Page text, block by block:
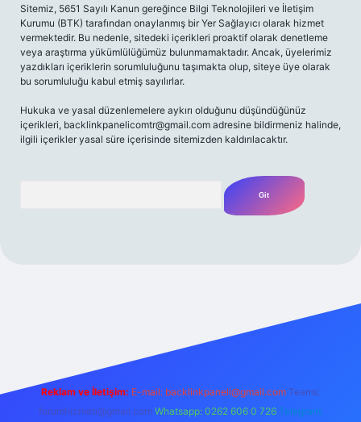
Sitemiz, 5651 Sayılı Kanun gereğince Bilgi Teknolojileri ve İletişim
Kurumu (BTK) tarafından onaylanmış bir Yer Sağlayıcı olarak hizmet
vermektedir. Bu nedenle, sitedeki içerikleri proaktif olarak denetleme
veya araştırma yükümlülüğümüz bulunmamaktadır. Ancak, üyelerimiz
yazdıkları içeriklerin sorumluluğunu taşımakta olup, siteye üye olarak
bu sorumluluğu kabul etmiş sayılırlar.
Hukuka ve yasal düzenlemelere aykırı olduğunu düşündüğünüz
içerikleri, backlinkpanelicomtr@gmail.com adresine bildirmeniz halinde,
ilgili içerikler yasal süre içerisinde sitemizden kaldırılacaktır.
Reklam ve İletişim: E-mail: backlinkpaneli@gmail.com Teams:
forumhizmeti@gmail.com Whatsapp: 0262 606 0 726 Telegram: